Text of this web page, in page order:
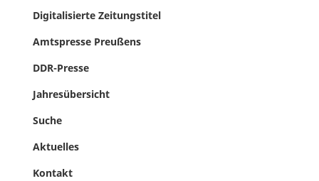
Digitalisierte Zeitungstitel
Amtspresse Preußens
DDR-Presse
Jahresübersicht
Suche
Aktuelles
Kontakt